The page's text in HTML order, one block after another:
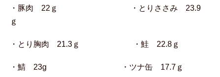
・豚肉 22ｇ ・とりささみ 23.9
ｇ
・とり胸肉 21.3ｇ ・鮭 22.8ｇ
・鯖 23g ・ツナ缶 17.7ｇ